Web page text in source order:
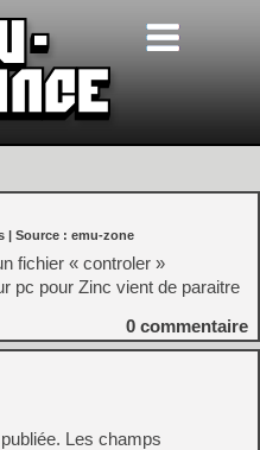
| Source : emu-zone
fichier « controler »
pc pour Zinc vient de paraitre
0 commentaire
Les champs